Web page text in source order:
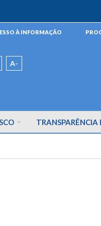
À INFORMAÇÃO
A-
TRANSPARÊNCIA